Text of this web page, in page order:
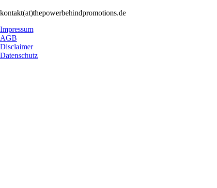
kontakt(at)thepowerbehindpromotions.de
Impressum
AGB
Disclaimer
Datenschutz